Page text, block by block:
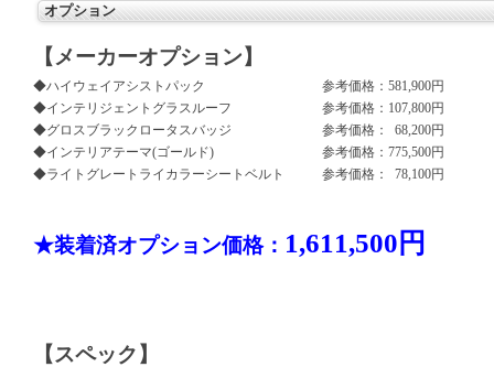
オプション
【メーカーオプション】
◆ハイウェイアシストパック 参考価格： 581,900円
◆インテリジェントグラスルーフ
参考価格： 107,800円
◆グロスブラックロータスバッジ
参考価格：
68,200円
◆インテリアテーマ(ゴールド)
参考価格： 775,500円
◆ライトグレートライカラーシートベルト
参考価格： 78,100円
★装着済オプション価格： 1,611,500円
【スペック】